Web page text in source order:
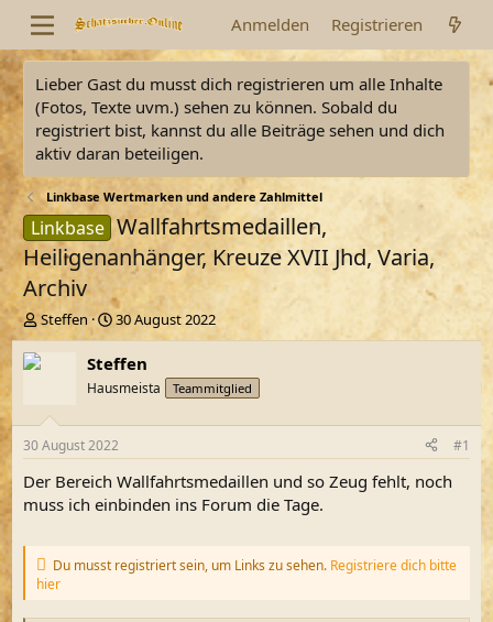
Anmelden Registrieren
Lieber Gast du musst dich registrieren um alle Inhalte
(Fotos, Texte uvm.) sehen zu können. Sobald du
registriert bist, kannst du alle Beiträge sehen und dich
aktiv daran beteiligen.
Linkbase Wertmarken und andere Zahlmittel
Linkbase Wallfahrtsmedaillen,
Heiligenanhänger, Kreuze XVII Jhd, Varia,
Archiv
E
r
s
e
r
Steffen
E
r
s
e
l
t
a
m
30 August 2022
Steffen
Hausmeista Teammitglied
30 August 2022 #1
Der Bereich Wallfahrtsmedaillen und so Zeug fehlt, noch
muss ich einbinden ins Forum die Tage.
Du musst registriert sein, um Links zu sehen. Registriere dich bitte
hier